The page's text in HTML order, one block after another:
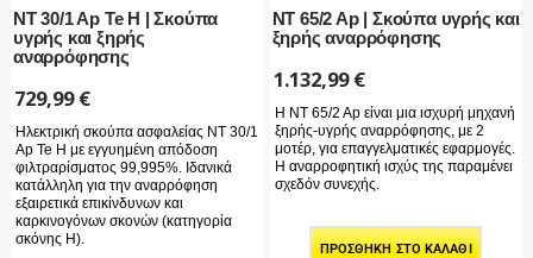
NT 30/1 Ap Te H | Σκούπα
υγρής και ξηρής
αναρρόφησης
729,99€
Ηλεκτρική σκούπα ασφαλείας NT 30/1
Ap Te H με εγγυημένη απόδοση
φιλτραρίσματος 99,995%. Ιδανικά
κατάλληλη για την αναρρόφηση
εξαιρετικά επικίνδυνων και
καρκινογόνων σκονών (κατηγορία
σκόνης H).
NT 65/2 Ap | Σκούπα υγρής και
ξηρής αναρρόφησης
1.132,99€
Η NT 65/2 Ap είναι μια ισχυρή μηχανή
ξηρής-υγρής αναρρόφησης, με 2
μοτέρ, για επαγγελματικές εφαρμογές.
Η αναρροφητική ισχύς της παραμένει
σχεδόν συνεχής.
ΠΡΟΣΘΉΚΗ ΣΤΟ ΚΑΛΆΘΙ